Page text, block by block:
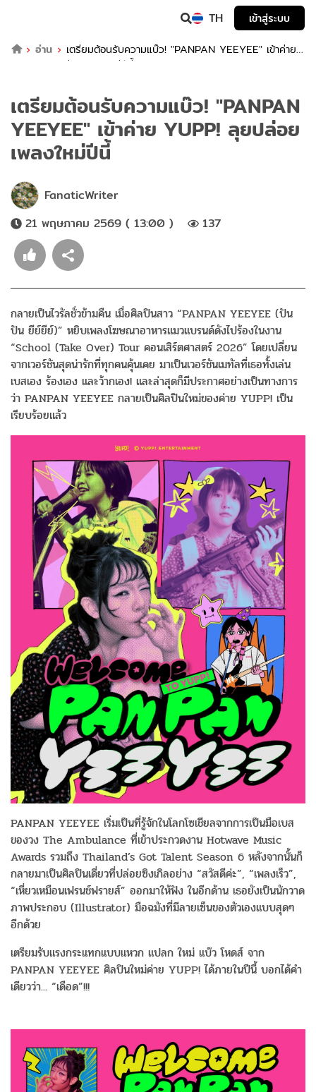
TH
เข้าสู่ระบบ
อ่าน
เตรียมต้อนรับความแบ๊ว! "PANPAN YEEYEE" เข้าค่าย
YUPP! ลุยปล่อยเพลงใหม่ปีนี้
เตรียมต้อนรับความแบ๊ว! "PANPAN
YEEYEE" เข้าค่าย YUPP! ลุยปล่อย
เพลงใหม่ปีนี้
FanaticWriter
21 พฤษภาคม 2569 ( 13:00 )
137
กลายเป็นไวรัลชั่วข้ามคืน เมื่อศิลปินสาว “PANPAN YEEYEE (ปัน
ปัน ยีย์ยีย์)” หยิบเพลงโฆษณาอาหารแมวแบรนด์ดังไปร้องในงาน
“School (Take Over) Tour คอนเสิร์ตศาสตร์ 2026” โดยเปลี่ยน
จากเวอร์ชันสุดน่ารักที่ทุกคนคุ้นเคย มาเป็นเวอร์ชันเมทัลที่เธอทั้งเล่น
เบสเอง ร้องเอง และว้ากเอง! และล่าสุดก็มีประกาศอย่างเป็นทางการ
ว่า PANPAN YEEYEE กลายเป็นศิลปินใหม่ของค่าย YUPP! เป็น
เรียบร้อยแล้ว
PANPAN YEEYEE เริ่มเป็นที่รู้จักในโลกโซเชียลจากการเป็นมือเบส
ของวง The Ambulance ที่เข้าประกวดงาน Hotwave Music
Awards รวมถึง Thailand’s Got Talent Season 6 หลังจากนั้นก็
กลายมาเป็นศิลปินเดี่ยวที่ปล่อยซิงเกิลอย่าง “สวัสดีค่ะ”,​ “เพลงเร็ว”,
“เหี่ยวเหมือนเฟรนช์ฟรายส์” ออกมาให้ฟัง ในอีกด้าน เธอยังเป็นนักวาด
ภาพประกอบ (Illustrator) มือฉมังที่มีลายเซ็นของตัวเองแบบสุดๆ
อีกด้วย
เตรียมรับแรงกระแทกแบบแหวก แปลก ใหม่ แบ๊ว โหดส์ จาก
PANPAN YEEYEE ศิลปินใหม่ค่าย YUPP! ได้ภายในปีนี้ บอกได้คำ
เดียวว่า... “เดือด”!!!